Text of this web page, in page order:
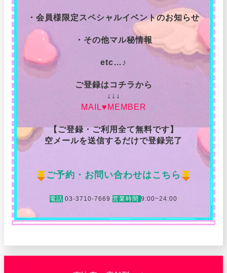
・会員様限定スペシャルイベントのお知らせ
・その他マル秘情報
etc…♪
ご登録はコチラから
↓↓↓
MAIL♥MEMBER
【ご登録・ご利用全て無料です】
空メールを送信するだけで登録完了
ご予約・お問い合わせはこちら
電話 03-3710-7669 営業時間 9:00~24:00